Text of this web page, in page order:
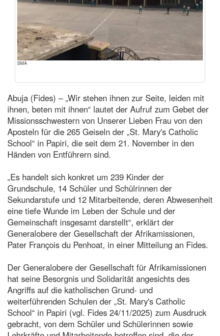
SMA
Abuja (Fides) – „Wir stehen ihnen zur Seite, leiden mit
ihnen, beten mit ihnen“ lautet der Aufruf zum Gebet der
Missionsschwestern von Unserer Lieben Frau von den
Aposteln für die 265 Geiseln der „St. Mary's Catholic
School“ in Papiri, die seit dem 21. November in den
Händen von Entführern sind.
„Es handelt sich konkret um 239 Kinder der
Grundschule, 14 Schüler und Schülrinnen der
Sekundarstufe und 12 Mitarbeitende, deren Abwesenheit
eine tiefe Wunde im Leben der Schule und der
Gemeinschaft insgesamt darstellt“, erklärt der
Generalobere der Gesellschaft der Afrikamissionen,
Pater François du Penhoat, in einer Mitteilung an Fides.
Der Generalobere der Gesellschaft für Afrikamissionen
hat seine Besorgnis und Solidarität angesichts des
Angriffs auf die katholischen Grund- und
weiterführenden Schulen der „St. Mary's Catholic
School“ in Papiri (vgl. Fides 24/11/2025) zum Ausdruck
gebracht, von dem Schüler und Schülerinnen sowie